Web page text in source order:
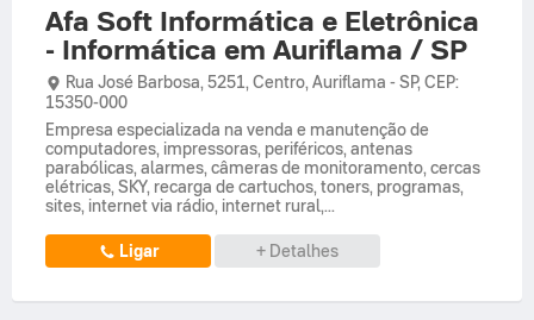
Afa Soft Informática e Eletrônica
- Informática em Auriflama / SP
Rua José Barbosa, 5251, Centro, Auriflama - SP, CEP:
15350-000
Empresa especializada na venda e manutenção de
computadores, impressoras, periféricos, antenas
parabólicas, alarmes, câmeras de monitoramento, cercas
elétricas, SKY, recarga de cartuchos, toners, programas,
sites, internet via rádio, internet rural,...
Ligar + Detalhes